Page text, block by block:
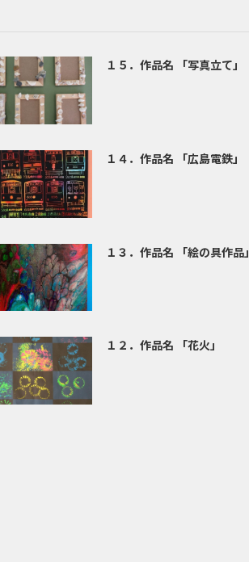
１５．作品名 「写真立て」
１４．作品名 「広島電鉄」
１３．作品名 「絵の具作品」
１２．作品名 「花火」